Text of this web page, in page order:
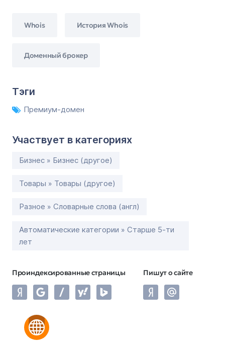
Whois История Whois
Доменный брокер
Тэги
Премиум-домен
Участвует в категориях
Бизнес » Бизнес (другое)
Товары » Товары (другое)
Разное » Словарные слова (англ)
Автоматические категории » Старше 5-ти
лет
Проиндексированные страницы Пишут о сайте